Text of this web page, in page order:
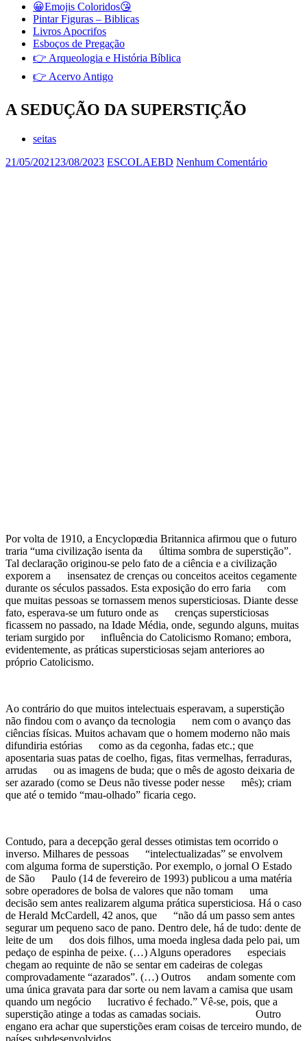
😀Emojis Coloridos😘
Pintar Figuras – Biblicas
Livros Apocrifos
Esboços de Pregação
👉 Arqueologia e História Bíblica
👉 Acervo Antigo
A SEDUÇÃO DA SUPERSTIÇÃO
seitas
21/05/2021 23/08/2023 ESCOLAEBD Nenhum Comentário
Por volta de 1910, a Encyclopœdia Britannica afirmou que o futuro
traria “uma civilização isenta da última sombra de superstição”.
Tal declaração originou-se pelo fato de a ciência e a civilização
exporem a insensatez de crenças ou conceitos aceitos cegamente
durante os séculos passados. Esta exposição do erro faria com
que muitas pessoas se tornassem menos supersticiosas. Diante desse
fato, esperava-se um futuro onde as crenças supersticiosas
ficassem no passado, na Idade Média, onde, segundo alguns, muitas
teriam surgido por influência do Catolicismo Romano; embora,
evidentemente, as práticas supersticiosas sejam anteriores ao
próprio Catolicismo.
Ao contrário do que muitos intelectuais esperavam, a superstição
não findou com o avanço da tecnologia nem com o avanço das
ciências físicas. Muitos achavam que o homem moderno não mais
difundiria estórias como as da cegonha, fadas etc.; que
aposentaria suas patas de coelho, figas, fitas vermelhas, ferraduras,
arrudas ou as imagens de buda; que o mês de agosto deixaria de
ser azarado (como se Deus não tivesse poder nesse mês); criam
que até o temido “mau-olhado” ficaria cego.
Contudo, para a decepção geral desses otimistas tem ocorrido o
inverso. Milhares de pessoas “intelectualizadas” se envolvem
com alguma forma de superstição. Por exemplo, o jornal O Estado
de São Paulo (14 de fevereiro de 1993) publicou a uma matéria
sobre operadores de bolsa de valores que não tomam uma
decisão sem antes realizarem alguma prática supersticiosa. Há o caso
de Herald McCardell, 42 anos, que “não dá um passo sem antes
segurar um pequeno saco de pano. Dentro dele, há de tudo: dente de
leite de um dos dois filhos, uma moeda inglesa dada pelo pai, um
pedaço de espinha de peixe. (…) Alguns operadores especiais
chegam ao requinte de não se sentar em cadeiras de colegas
comprovadamente “azarados”. (…) Outros andam somente com
uma única gravata para dar sorte ou nem lavam a camisa que usam
quando um negócio lucrativo é fechado.” Vê-se, pois, que a
superstição atinge a todas as camadas sociais. Outro
engano era achar que superstições eram coisas de terceiro mundo, de
países subdesenvolvidos.